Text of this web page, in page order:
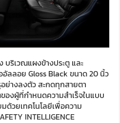
บริเวณแผงข้างประตู และ
อัลลอย Gloss Black ขนาด 20 นิ้ว
ย่างลงตัว สะกดทุกสายตา
องผู้ที่กำหนดความสำเร็จในแบบ
ด้วยเทคโนโลยีเพื่อความ
INTELLIGENCE